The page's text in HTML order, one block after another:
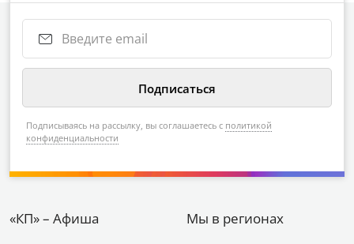
Подписываясь на рассылку, вы соглашаетесь с политикой
конфиденциальности
«КП» – Афиша Мы в регионах